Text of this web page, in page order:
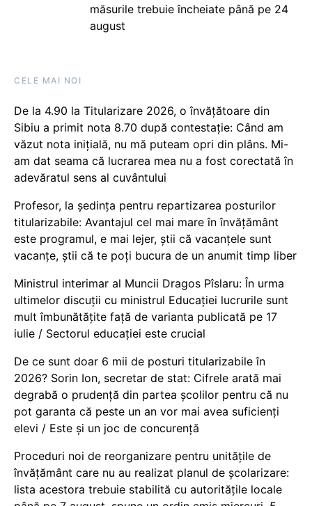
măsurile trebuie încheiate până pe 24
august
CELE MAI NOI
De la 4.90 la Titularizare 2026, o învățătoare din
Sibiu a primit nota 8.70 după contestație: Când am
văzut nota inițială, nu mă puteam opri din plâns. Mi-
am dat seama că lucrarea mea nu a fost corectată în
adevăratul sens al cuvântului
Profesor, la ședința pentru repartizarea posturilor
titularizabile: Avantajul cel mai mare în învățământ
este programul, e mai lejer, știi că vacanțele sunt
vacanţe, știi că te poți bucura de un anumit timp liber
Ministrul interimar al Muncii Dragos Pîslaru: În urma
ultimelor discuții cu ministrul Educației lucrurile sunt
mult îmbunătățite față de varianta publicată pe 17
iulie / Sectorul educației este crucial
De ce sunt doar 6 mii de posturi titularizabile în
2026? Sorin Ion, secretar de stat: Cifrele arată mai
degrabă o prudență din partea școlilor pentru că nu
pot garanta că peste un an vor mai avea suficienți
elevi / Este și un joc de concurență
Proceduri noi de reorganizare pentru unitățile de
învățământ care nu au realizat planul de școlarizare:
lista acestora trebuie stabilită cu autoritățile locale